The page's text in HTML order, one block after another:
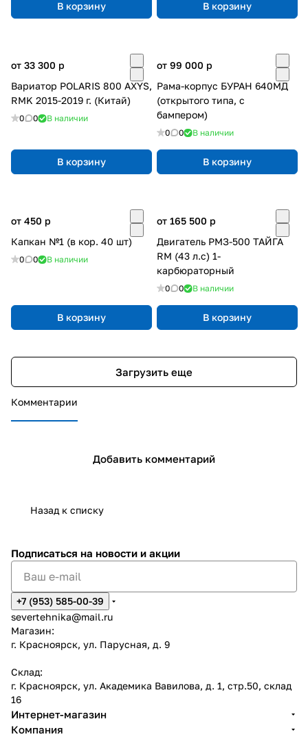
В корзину В корзину
от 33 300 p
Вариатор POLARIS 800 AXYS,
RMK 2015-2019 г. (Китай)
0 0 В наличии
В корзину
от 99 000 p
Рама-корпус БУРАН 640МД
(открытого типа, с
бампером)
0 0 В наличии
В корзину
от 450 p
Капкан №1 (в кор. 40 шт)
0 0 В наличии
В корзину
от 165 500 p
Двигатель РМЗ-500 ТАЙГА
RM (43 л.с) 1-
карбюраторный
0 0 В наличии
В корзину
Загрузить еще
Комментарии
Добавить комментарий
Назад к списку
Подписаться на новости и акции
+7 (953) 585-00-39
severtehnika@mail.ru
Магазин:
г. Красноярск, ул. Парусная, д. 9
Склад:
г. Красноярск, ул. Академика Вавилова, д. 1, стр.50, склад
16
Интернет-магазин
Компания